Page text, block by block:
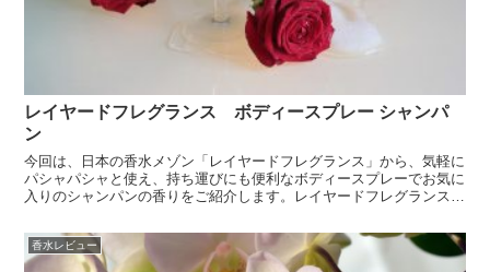
レイヤードフレグランス ボディースプレー シャンパ
ン
今回は、日本の香水メゾン「レイヤードフレグランス」から、気軽に
パシャパシャと使え、持ち運びにも便利なボディースプレーでお気に
入りのシャンパンの香りをご紹介します。レイヤードフレグランスっ
香水レビュー